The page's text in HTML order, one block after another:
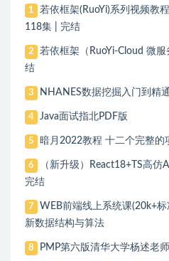
1
若依框架(RuoYi)系列视频教
118集 | 完结
2
若依框架（RuoYi-Cloud 微
结
3 NHANES数据挖掘入门到精通
4 Java面试指北PDF版
5 暗月2022教程 十二个完整的
6
（新升级）React18+TS高
完结
7
WEB前端线上系统课(20k+
新数据结构与算法
8 PMP第六版清华大学杨述老